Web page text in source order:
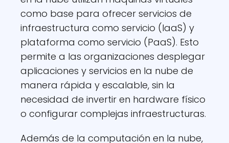
como base para ofrecer servicios de
infraestructura como servicio (IaaS) y
plataforma como servicio (PaaS). Esto
permite a las organizaciones desplegar
aplicaciones y servicios en la nube de
manera rápida y escalable, sin la
necesidad de invertir en hardware físico
o configurar complejas infraestructuras.
Además de la computación en la nube,